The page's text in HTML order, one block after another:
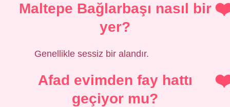
Maltepe Bağlarbaşı nasıl bir
yer?
Genellikle sessiz bir alandır.
Afad evimden fay hattı
geçiyor mu?